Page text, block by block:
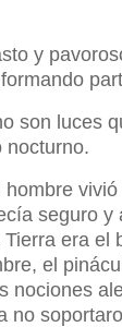
y
son luces
nocturno.
vivió
seguro y
era el
el
nociones
no